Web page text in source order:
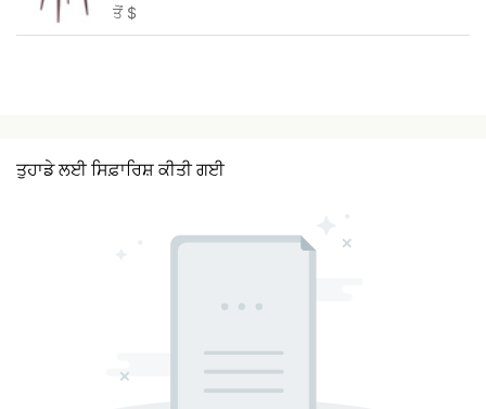
ਤੋਂ $
ਤੁਹਾਡੇ ਲਈ ਸਿਫ਼ਾਰਿਸ਼ ਕੀਤੀ ਗਈ